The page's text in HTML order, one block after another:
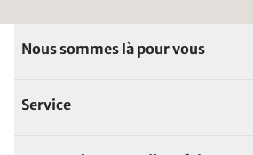
Nous sommes là pour vous
Service